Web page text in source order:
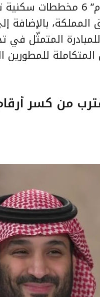
في مختلف مناطق
المتمثّل في
للمطورين
من كسر